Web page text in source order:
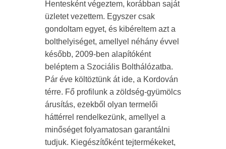
Hentesként végeztem, korábban saját
üzletet vezettem. Egyszer csak
gondoltam egyet, és kibéreltem azt a
bolthelyiséget, amellyel néhány évvel
később, 2009-ben alapítóként
beléptem a Szociális Bolthálózatba.
Pár éve költöztünk át ide, a Kordován
térre. Fő profilunk a zöldség-gyümölcs
árusítás, ezekből olyan termelői
háttérrel rendelkezünk, amellyel a
minőséget folyamatosan garantálni
tudjuk. Kiegészítőként tejtermékeket,